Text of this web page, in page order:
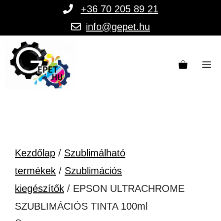
tartalomba
+36 70 205 89 21
info@gepet.hu
Kezdőlap / Szublimálható
termékek / Szublimációs
kiegészítők / EPSON ULTRACHROME
SZUBLIMÁCIÓS TINTA 100ml